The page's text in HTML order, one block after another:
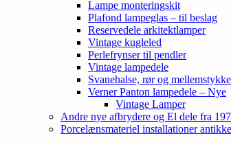
Lampe monteringskit
Plafond lampeglas – til beslag
Reservedele arkitektlamper
Vintage kugleled
Perlefrynser til pendler
Vintage lampedele
Svanehalse, rør og
Verner Panton lampedele – Nye
Vintage Lamper
Andre nye afbrydere og El dele fra
Porcelænsmateriel installationer